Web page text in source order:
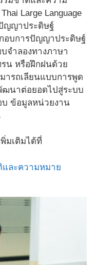
Large Language
ญญาประดิษฐ์
อบการปัญญาประดิษฐ์
บจำลองทางภาษา
รน หรือฝึกฝนด้วย
ารถเลียนแบบการพูด
นาต่อยอดไปสู่ระบบ
บ ข้อมูลหน่วยงาน
มเติมได้ที่
และความหมาย